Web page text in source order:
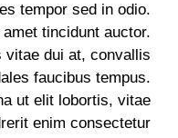
tempor sed in odio.
tincidunt auctor.
vitae dui at, convallis
faucibus tempus.
ut elit lobortis, vitae
enim consectetur.